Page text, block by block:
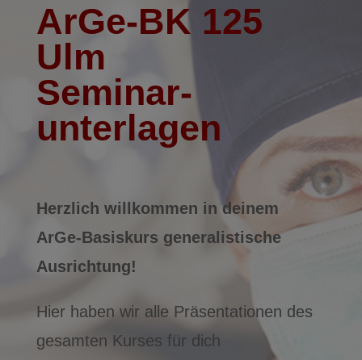
ArGe-BK 125
Ulm
Seminar­
unterlagen
Herzlich willkommen in deinem
ArGe-Basiskurs generalistische
Ausrichtung!
Hier haben wir alle Präsentationen des
gesamten Kurses für dich